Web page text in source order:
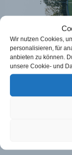
Wir nutzen Cookies,
personalisieren, für
anbieten zu können.
unsere Cookie- und